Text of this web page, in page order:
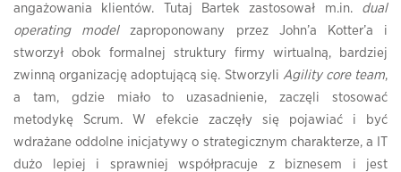
angażowania klientów. Tutaj Bartek zastosował m.in. dual
operating modelzaproponowany przez John’a Kotter’a i
stworzył obok formalnej struktury firmy wirtualną, bardziej
zwinną organizację adoptującą się. Stworzyli Agility core team,
a tam, gdzie miało to uzasadnienie, zaczęli stosować
metodykę Scrum. W efekcie zaczęły się pojawiać i być
wdrażane oddolne inicjatywy o strategicznym charakterze, a IT
dużo lepiej i sprawniej współpracuje z biznesem i jest